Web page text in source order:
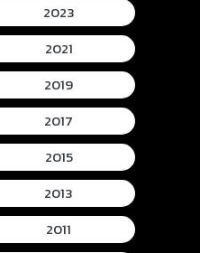
2023
2021
2019
2017
2015
2013
2011